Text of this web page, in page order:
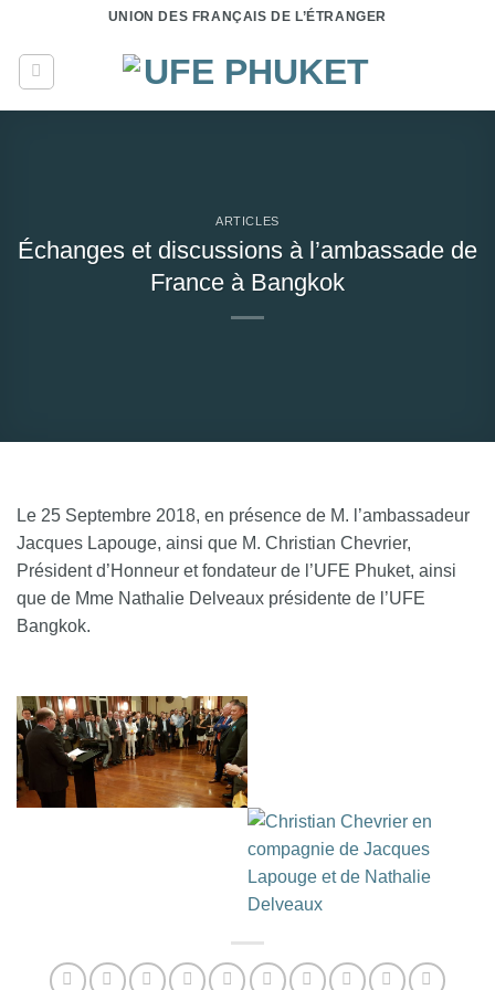
contenu
UNION DES FRANÇAIS DE L’ÉTRANGER
ARTICLES
Échanges et discussions à l’ambassade de
France à Bangkok
Le 25 Septembre 2018, en présence de M. l’ambassadeur
Jacques Lapouge, ainsi que M. Christian Chevrier,
Président d’Honneur et fondateur de l’UFE Phuket, ainsi
que de Mme Nathalie Delveaux présidente de l’UFE
Bangkok.